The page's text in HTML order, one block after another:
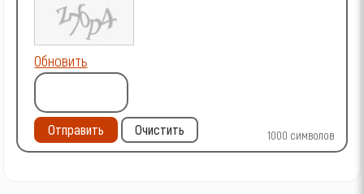
1000 символов
Обновить
Отправить Очистить